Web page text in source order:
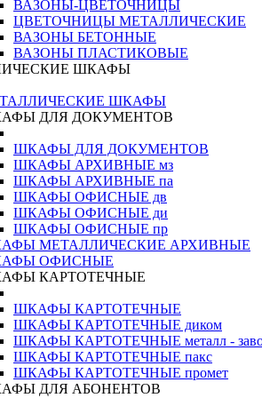
ВАЗОНЫ-ЦВЕТОЧНИЦЫ
ЦВЕТОЧНИЦЫ МЕТАЛЛИЧЕСКИЕ
ВАЗОНЫ БЕТОННЫЕ
ВАЗОНЫ ПЛАСТИКОВЫЕ
ШКАФЫ
ШКАФЫ
ДЛЯ ДОКУМЕНТОВ
ШКАФЫ ДЛЯ ДОКУМЕНТОВ
ШКАФЫ АРХИВНЫЕ мз
ШКАФЫ АРХИВНЫЕ па
ШКАФЫ ОФИСНЫЕ дв
ШКАФЫ ОФИСНЫЕ ди
ШКАФЫ ОФИСНЫЕ пр
МЕТАЛЛИЧЕСКИЕ АРХИВНЫЕ
ОФИСНЫЕ
КАРТОТЕЧНЫЕ
ШКАФЫ КАРТОТЕЧНЫЕ
ШКАФЫ КАРТОТЕЧНЫЕ диком
ШКАФЫ КАРТОТЕЧНЫЕ металл -
ШКАФЫ КАРТОТЕЧНЫЕ пакс
ШКАФЫ КАРТОТЕЧНЫЕ промет
ДЛЯ АБОНЕНТОВ